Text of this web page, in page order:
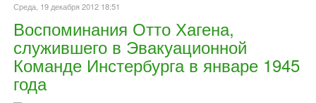
Среда, 19 декабря 2012 18:51
Воспоминания Отто Хагена,
служившего в Эвакуационной
Команде Инстербурга в январе 1945
года